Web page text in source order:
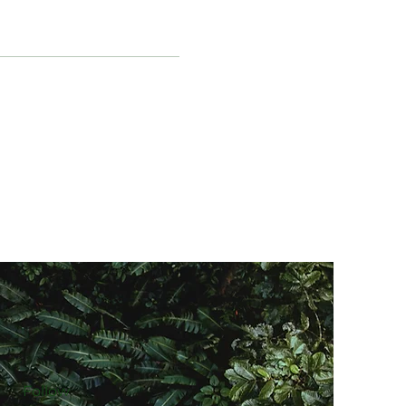
dina upplevelser
Follow